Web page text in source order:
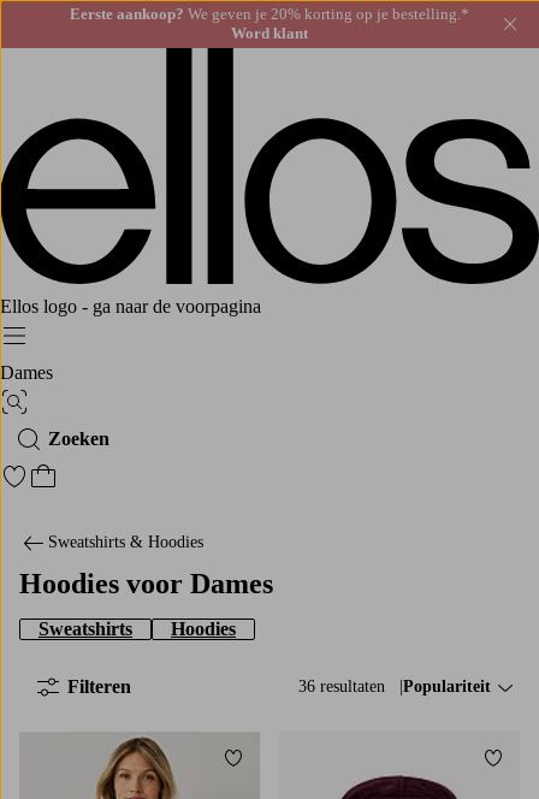
Eerste aankoop? We geven je 20% korting op je bestelling.*
Word klant
Ellos logo - ga naar de voorpagina
Menu
Dames
Afbeelding zoeken
Zoeken
Ga naar favoriete gemarkeerde producten
Ga naar het winkelmandje
Sweatshirts & Hoodies
Hoodies voor Dames
Sweatshirts Hoodies
36 resultaten Sorteer op:
Populariteit
Filteren
Toevoegen aan favorieten